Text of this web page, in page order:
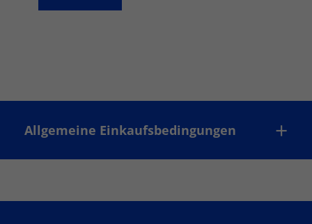
Allgemeine Einkaufsbedingungen